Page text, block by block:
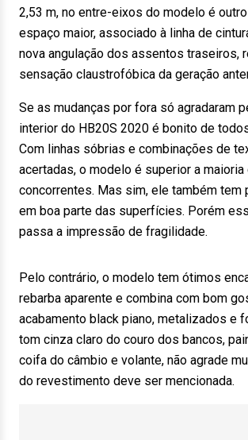
2,53 m, no entre-eixos do modelo é
espaço maior, associado à linha de
nova angulação dos assentos traseiros,
sensação claustrofóbica da geração
Se as mudanças por fora só agradaram
interior do HB20S 2020 é bonito de
Com linhas sóbrias e combinações de
acertadas, o modelo é superior a maioria
concorrentes. Mas sim, ele também tem
em boa parte das superfícies. Porém
passa a impressão de fragilidade.
Pelo contrário, o modelo tem ótimos
rebarba aparente e combina com bom
acabamento black piano, metalizados e
tom cinza claro do couro dos bancos,
coifa do câmbio e volante, não agrade
do revestimento deve ser mencionada.